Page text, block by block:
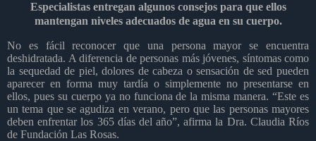
Especialistas entregan algunos consejos para que ellos
mantengan niveles adecuados de agua en su cuerpo.
No es fácil reconocer que una persona mayor se encuentra
deshidratada. A diferencia de personas más jóvenes, síntomas como
la sequedad de piel, dolores de cabeza o sensación de sed pueden
aparecer en forma muy tardía o simplemente no presentarse en
ellos, pues su cuerpo ya no funciona de la misma manera. “Este es
un tema que se agudiza en verano, pero que las personas mayores
deben enfrentar los 365 días del año”, afirma la Dra. Claudia Ríos
de Fundación Las Rosas.